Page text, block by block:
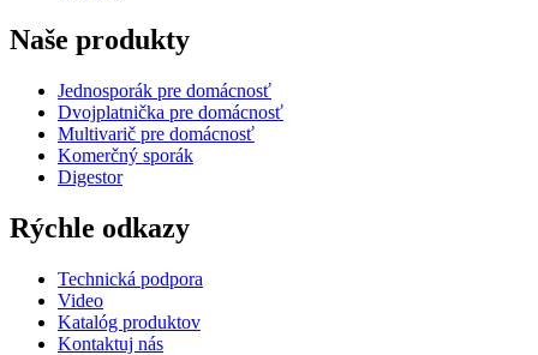
Naše produkty
Jednosporák pre domácnosť
Dvojplatnička pre domácnosť
Multivarič pre domácnosť
Komerčný sporák
Digestor
Rýchle odkazy
Technická podpora
Video
Katalóg produktov
Kontaktuj nás